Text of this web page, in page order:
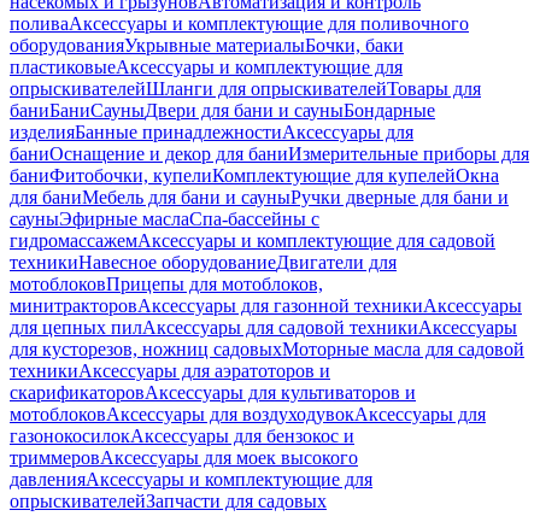
поливаАксессуары и комплектующие для поливочного
оборудованияУкрывные материалыБочки, баки
пластиковыеАксессуары и комплектующие для
опрыскивателейШланги для опрыскивателейТовары для
баниБаниСауныДвери для бани и сауныБондарные
изделияБанные принадлежностиАксессуары для
баниОснащение и декор для баниИзмерительные приборы для
баниФитобочки, купелиКомплектующие для купелейОкна
для баниМебель для бани и сауныРучки дверные для бани и
сауныЭфирные маслаСпа-бассейны с
гидромассажемАксессуары и комплектующие для садовой
техникиНавесное оборудованиеДвигатели для
мотоблоковПрицепы для мотоблоков,
минитракторовАксессуары для газонной техникиАксессуары
для цепных пилАксессуары для садовой техникиАксессуары
для кусторезов, ножниц садовыхМоторные масла для садовой
техникиАксессуары для аэратоторов и
скарификаторовАксессуары для культиваторов и
мотоблоковАксессуары для воздуходувокАксессуары для
газонокосилокАксессуары для бензокос и
триммеровАксессуары для моек высокого
давленияАксессуары и комплектующие для
опрыскивателейЗапчасти для садовых